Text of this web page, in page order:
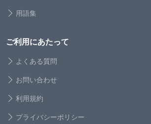
用語集
ご利用にあたって
よくある質問
お問い合わせ
利用規約
プライバシーポリシー